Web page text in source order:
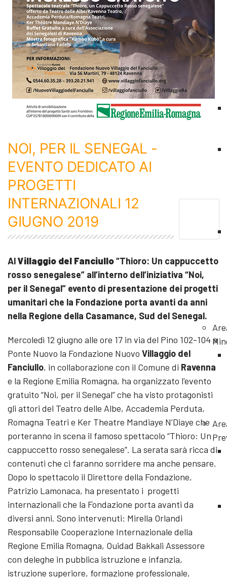
NOI, PER IL SENEGAL -
EVENTO DEDICATO AI
PROGETTI
INTERNAZIONALI 12
GIUGNO 2019
AlVillaggio del Fanciullo“Thioro: Un cappuccetto
rosso senegalese” all’interno dell’iniziativa “Noi,
per il Senegal” evento di presentazione dei progetti
umanitari che la Fondazione porta avanti da anni
nella Regione della Casamance, Sud del Senegal.
Mercoledì 12 giugno alle ore 17 in via del Pino 102-104 a
Ponte Nuovo la Fondazione Nuovo Villaggio del
Fanciullo, in collaborazione con il Comune di Ravenna
e la Regione Emilia Romagna, ha organizzato l'evento
gratuito “Noi, per il Senegal” che ha visto protagonisti
gli attori del Teatro delle Albe, Accademia Perduta,
Romagna Teatri e Ker Theatre Mandiaye N’Diaye che
porteranno in scena il famoso spettacolo “Thioro: Un
cappuccetto rosso senegalese”. La serata sarà ricca di
contenuti che ci faranno sorridere ma anche pensare.
Dopo lo spettacolo il Direttore della Fondazione,
Patrizio Lamonaca, ha presentato i progetti
internazionali che la Fondazione porta avanti da
diversi anni. Sono intervenuti: Mirella Orlandi
Responsabile Cooperazione Internazionale della
Regione Emilia Romagna, Ouidad Bakkali Assessore
con deleghe in pubblica istruzione e infanzia,
istruzione superiore, formazione professionale,